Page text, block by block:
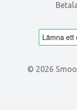
© 2026